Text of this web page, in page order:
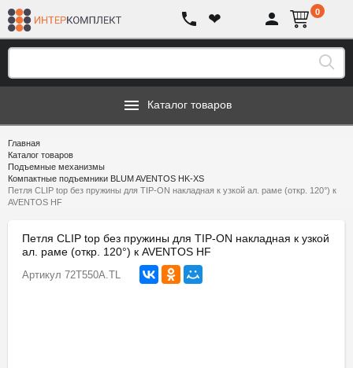
❤ 0
Каталог товаров
Главная
Каталог товаров
Подъемные механизмы
Компактные подъемники BLUM AVENTOS HK-XS
Петля CLIP top без пружины для TIP-ON накладная к узкой ал. раме (откр. 120°) к
AVENTOS HF
Петля CLIP top без пружины для TIP-ON накладная к узкой
ал. раме (откр. 120°) к AVENTOS HF
Артикул 72T550A.TL